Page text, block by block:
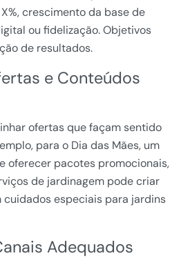
crescimento da base de
ou fidelização. Objetivos
de resultados.
e Conteúdos
ofertas que façam sentido
para o Dia das Mães, um
oferecer pacotes promocionais,
de jardinagem pode criar
especiais para jardins
Adequados